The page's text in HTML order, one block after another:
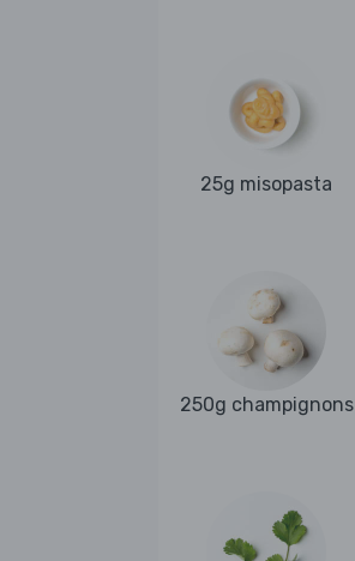
25g misopasta
250g champignons